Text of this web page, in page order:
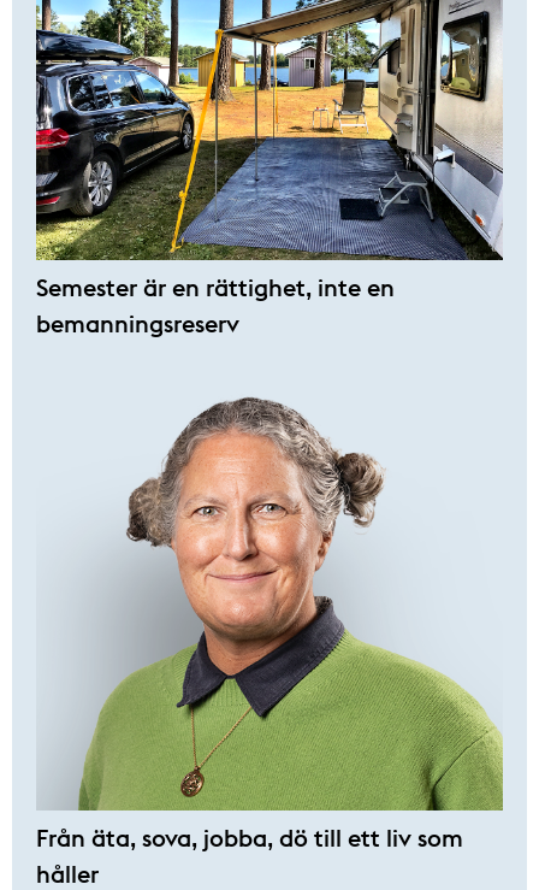
Semester är en rättighet, inte en
bemanningsreserv
Från äta, sova, jobba, dö till ett liv som
håller